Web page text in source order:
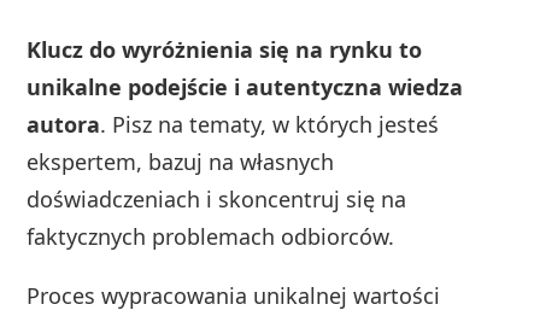
Klucz do wyróżnienia się na rynku to
unikalne podejście i autentyczna wiedza
autora. Pisz na tematy, w których jesteś
ekspertem, bazuj na własnych
doświadczeniach i skoncentruj się na
faktycznych problemach odbiorców.
Proces wypracowania unikalnej wartości